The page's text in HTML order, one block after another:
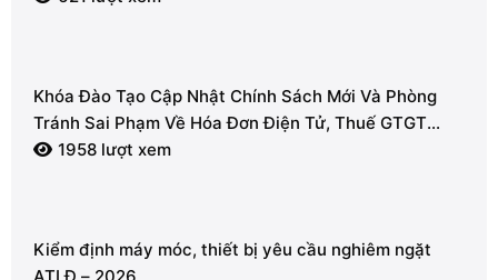
Khóa Đào Tạo Cập Nhật Chính Sách Mới Và Phòng
Tránh Sai Phạm Về Hóa Đơn Điện Tử, Thuế GTGT
20261958 lượt xem
Kiểm định máy móc, thiết bị yêu cầu nghiêm ngặt